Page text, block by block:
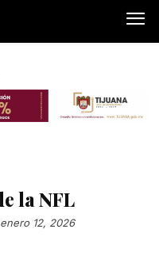
la NFL
enero 12, 2026